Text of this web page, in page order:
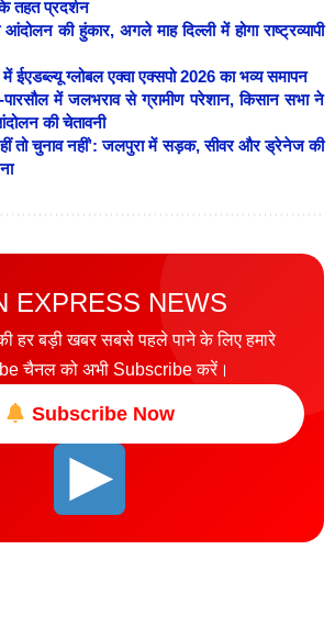
तहत प्रदर्शन
की हुंकार, अगले माह दिल्ली में होगा राष्ट्रव्यापी
ईएडब्ल्यू ग्लोबल एक्वा एक्सपो 2026 का भव्य समापन
पारसौल में जलभराव से ग्रामीण परेशान, किसान सभा ने
की चेतावनी
तो चुनाव नहीं’: जलपुरा में सड़क, सीवर और ड्रेनेज की
EXPRESS NEWS
हर बड़ी खबर सबसे पहले पाने के लिए हमारे
चैनल को अभी Subscribe करें।
Subscribe Now